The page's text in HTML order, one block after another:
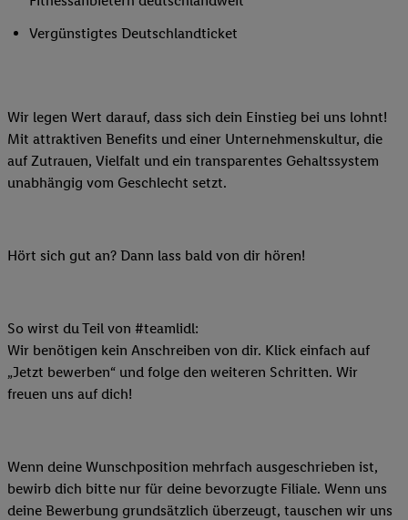
Vergünstigtes Deutschlandticket
Wir legen Wert darauf, dass sich dein Einstieg bei uns lohnt!
Mit attraktiven Benefits und einer Unternehmenskultur, die
auf Zutrauen, Vielfalt und ein transparentes Gehaltssystem
unabhängig vom Geschlecht setzt.
Hört sich gut an? Dann lass bald von dir hören!
So wirst du Teil von #teamlidl:
Wir benötigen kein Anschreiben von dir. Klick einfach auf
„Jetzt bewerben“ und folge den weiteren Schritten. Wir
freuen uns auf dich!
Wenn deine Wunschposition mehrfach ausgeschrieben ist,
bewirb dich bitte nur für deine bevorzugte Filiale. Wenn uns
deine Bewerbung grundsätzlich überzeugt, tauschen wir uns